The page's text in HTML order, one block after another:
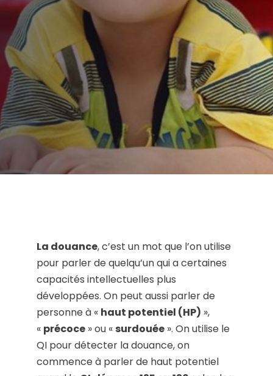
AUTEUR:
Clinique de Psychologie Québec
PUBLIÉ LE:
24/05/2018
CATÉGORIE:
Enfant
La douance, c’est un mot que l’on utilise
pour parler de quelqu’un qui a certaines
capacités intellectuelles plus
développées. On peut aussi parler de
personne à « haut potentiel (HP) »,
« précoce » ou « surdouée ». On utilise le
QI pour détecter la douance, on
commence à parler de haut potentiel